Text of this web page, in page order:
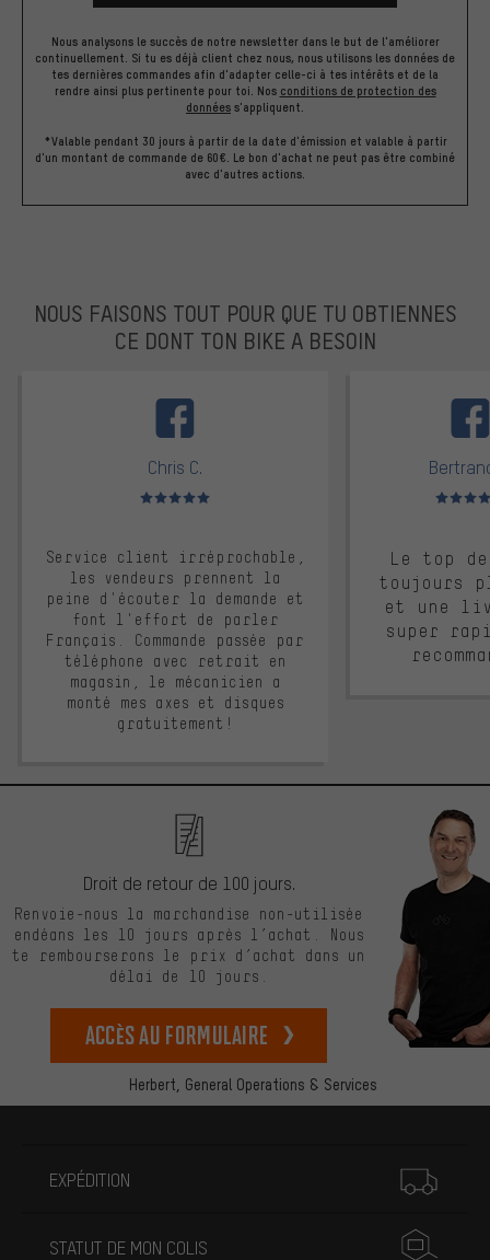
Nous analysons le succès de notre newsletter dans le but de l'améliorer
continuellement. Si tu es déjà client chez nous, nous utilisons les données de
tes dernières commandes afin d'adapter celle-ci à tes intérêts et de la
rendre ainsi plus pertinente pour toi. Nos conditions de protection des
données s'appliquent.
*Valable pendant 30 jours à partir de la date d'émission et valable à partir
d'un montant de commande de 60€. Le bon d'achat ne peut pas être combiné
avec d'autres actions.
NOUS FAISONS TOUT POUR QUE TU OBTIENNES
CE DONT TON BIKE A BESOIN
Chris C.
Note moyenne : 5 sur 5
Service client irréprochable,
les vendeurs prennent la
peine d'écouter la demande et
font l'effort de parler
Français. Commande passée par
téléphone avec retrait en
magasin, le mécanicien a
monté mes axes et disques
gratuitement!
Note
Le top
toujours
et une
super
Herbert, General Operations & Services
Droit de retour de 100 jours.
Renvoie-nous la marchandise non-utilisée
endéans les 10 jours après l’achat. Nous
te rembourserons le prix d’achat dans un
délai de 10 jours.
Accès au formulaire
EXPÉDITION
STATUT DE MON COLIS